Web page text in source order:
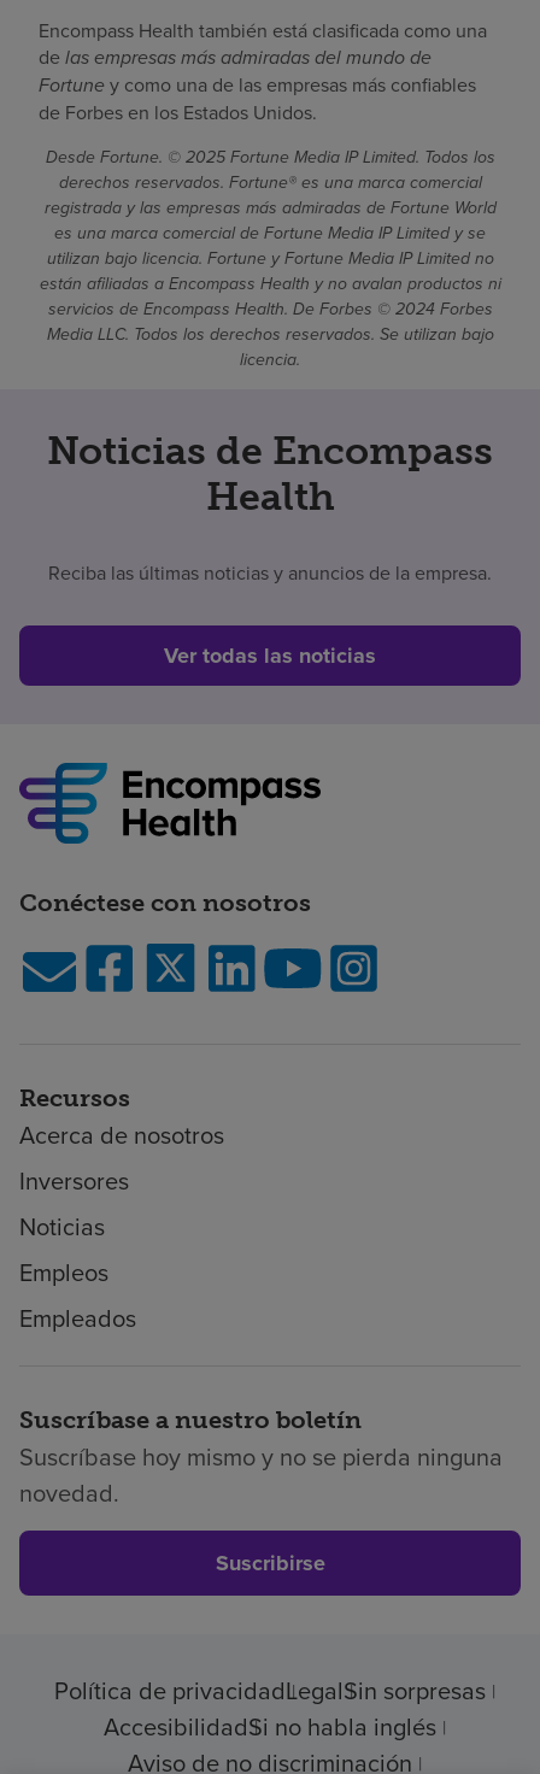
Encompass Health también está clasificada como una
de las empresas más admiradas del mundo de
Fortune y como una de las empresas más confiables
de Forbes en los Estados Unidos.
Desde Fortune. © 2025 Fortune Media IP Limited. Todos los
derechos reservados. Fortune® es una marca comercial
registrada y las empresas más admiradas de Fortune World
es una marca comercial de Fortune Media IP Limited y se
utilizan bajo licencia. Fortune y Fortune Media IP Limited no
están afiliadas a Encompass Health y no avalan productos ni
servicios de Encompass Health. De Forbes © 2024 Forbes
Media LLC. Todos los derechos reservados. Se utilizan bajo
licencia.
Noticias de Encompass
Health
Reciba las últimas noticias y anuncios de la empresa.
Ver todas las noticias
Conéctese con nosotros
Recursos
Acerca de nosotros
Inversores
Noticias
Empleos
Empleados
Suscríbase a nuestro boletín
Suscríbase hoy mismo y no se pierda ninguna
novedad.
Suscribirse
Política de privacidadLegalSin sorpresas
AccesibilidadSi no habla inglés
Aviso de no discriminación